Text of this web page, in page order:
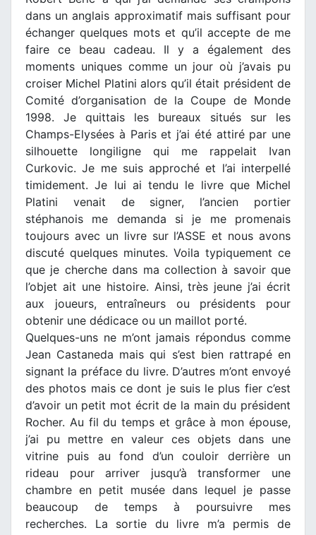
dans un anglais approximatif mais suffisant pour
échanger quelques mots et qu’il accepte de me
faire ce beau cadeau. Il y a également des
moments uniques comme un jour où j’avais pu
croiser Michel Platini alors qu’il était président de
Comité d’organisation de la Coupe de Monde
1998. Je quittais les bureaux situés sur les
Champs-Elysées à Paris et j’ai été attiré par une
silhouette longiligne qui me rappelait Ivan
Curkovic. Je me suis approché et l’ai interpellé
timidement. Je lui ai tendu le livre que Michel
Platini venait de signer, l’ancien portier
stéphanois me demanda si je me promenais
toujours avec un livre sur l’ASSE et nous avons
discuté quelques minutes. Voila typiquement ce
que je cherche dans ma collection à savoir que
l’objet ait une histoire. Ainsi, très jeune j’ai écrit
aux joueurs, entraîneurs ou présidents pour
obtenir une dédicace ou un maillot porté.
Quelques-uns ne m’ont jamais répondus comme
Jean Castaneda mais qui s’est bien rattrapé en
signant la préface du livre. D’autres m’ont envoyé
des photos mais ce dont je suis le plus fier c’est
d’avoir un petit mot écrit de la main du président
Rocher. Au fil du temps et grâce à mon épouse,
j’ai pu mettre en valeur ces objets dans une
vitrine puis au fond d’un couloir derrière un
rideau pour arriver jusqu’à transformer une
chambre en petit musée dans lequel je passe
beaucoup de temps à poursuivre mes
recherches. La sortie du livre m’a permis de